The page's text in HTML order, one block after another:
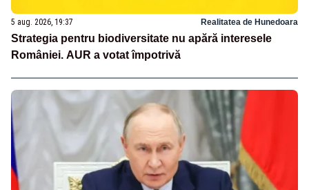
5 aug. 2026, 19:37 Realitatea de Hunedoara
Strategia pentru biodiversitate nu apără interesele
României. AUR a votat împotrivă